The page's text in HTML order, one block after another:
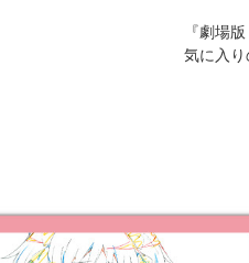
『劇場
気に入り